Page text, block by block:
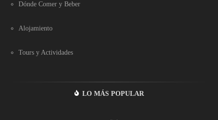
Dónde Comer y Beber
Alojamiento
Tours y Actividades
LO MÁS POPULAR